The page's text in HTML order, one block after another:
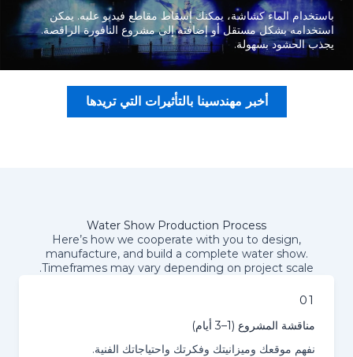
باستخدام الماء كشاشة، يمكنك إسقاط مقاطع فيديو عليه. يمكن
استخدامه بشكل مستقل أو إضافته إلى مشروع النافورة الراقصة.
يجذب الحشود بسهولة.
أخبر مهندسينا بالتأثيرات التي تريدها
Water Show Production Process
Here’s how we cooperate with you to design,
manufacture, and build a complete water show.
Timeframes may vary depending on project scale.
مناقشة المشروع (1–3 أيام)
نفهم موقعك وميزانيتك وفكرتك واحتياجاتك الفنية.